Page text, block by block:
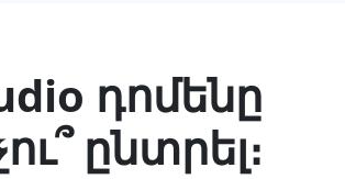
դոմենը
ընտրել։